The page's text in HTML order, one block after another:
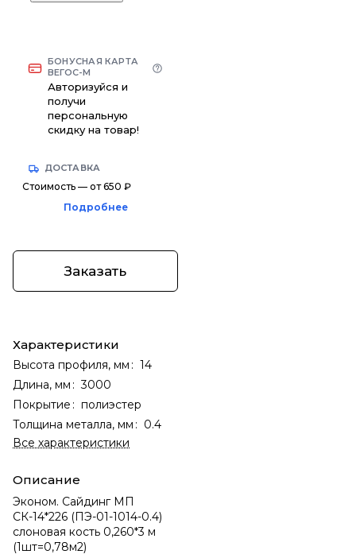
БОНУСНАЯ КАРТА
ВЕГОС-М
Авторизуйся и
получи
персональную
скидку на товар!
ДОСТАВКА
Стоимость — от 650 ₽
Подробнее
Заказать
Характеристики
Высота профиля, мм : 14
Длина, мм : 3000
Покрытие : полиэстер
Толщина металла, мм : 0.4
Все характеристики
Описание
Эконом. Сайдинг МП
СК-14*226 (ПЭ-01-1014-0.4)
слоновая кость 0,260*3 м
(1шт=0,78м2)